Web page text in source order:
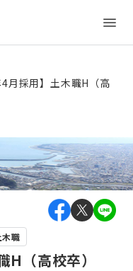
4月採用】土木職H（高
職
H（高校卒）